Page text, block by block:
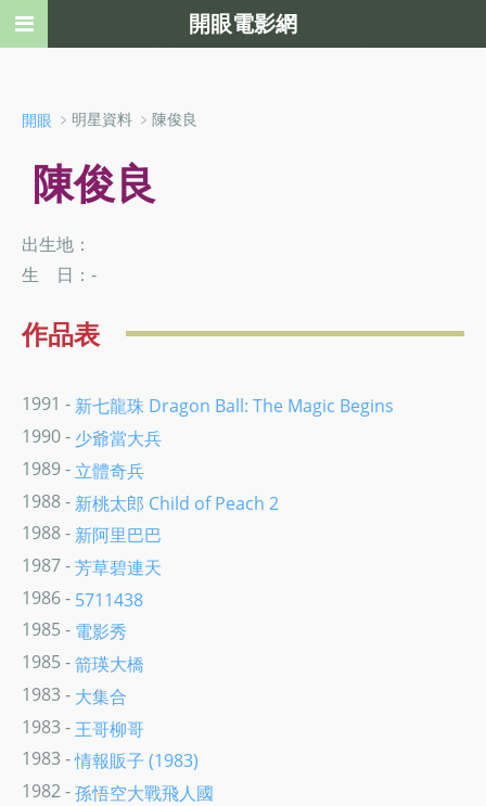
開眼 ﹥明星資料 ﹥陳俊良
陳俊良
出生地：
生 日：-
作品表
1991 - 新七龍珠 Dragon Ball: The Magic Begins
1990 - 少爺當大兵
1989 - 立體奇兵
1988 - 新桃太郎 Child of Peach 2
1988 - 新阿里巴巴
1987 -芳草碧連天
1986 - 5711438
1985 - 電影秀
1985 -箭瑛大橋
1983 - 大集合
1983 - 王哥柳哥
1983 -情報販子 (1983)
1982 -孫悟空大戰飛人國
開眼電影網